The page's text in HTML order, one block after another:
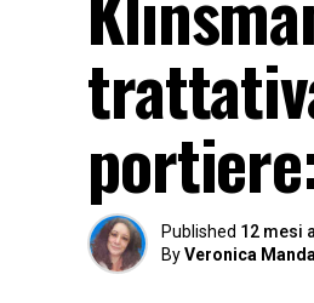
Published 12 mesi
ByVeronica